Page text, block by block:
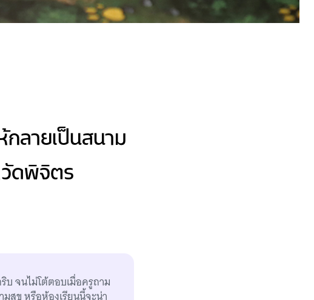
กลายเป็นสนาม
วัดพิจิตร
บ จนไม่โต้ตอบเมื่อครูถาม
สุข หรือห้องเรียนนี้จะน่า